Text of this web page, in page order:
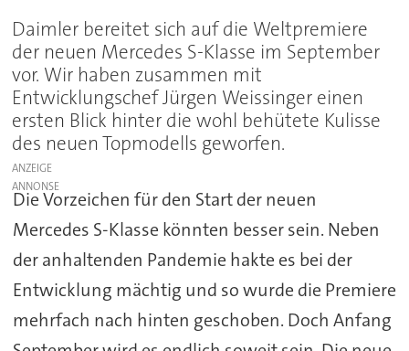
Daimler bereitet sich auf die Weltpremiere
der neuen Mercedes S-Klasse im September
vor. Wir haben zusammen mit
Entwicklungschef Jürgen Weissinger einen
ersten Blick hinter die wohl behütete Kulisse
des neuen Topmodells geworfen.
ANZEIGE
Die Vorzeichen für den Start der neuen
Mercedes S-Klasse könnten besser sein. Neben
der anhaltenden Pandemie hakte es bei der
Entwicklung mächtig und so wurde die Premiere
mehrfach nach hinten geschoben. Doch Anfang